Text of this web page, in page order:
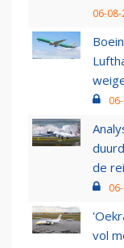
06-
de
vol